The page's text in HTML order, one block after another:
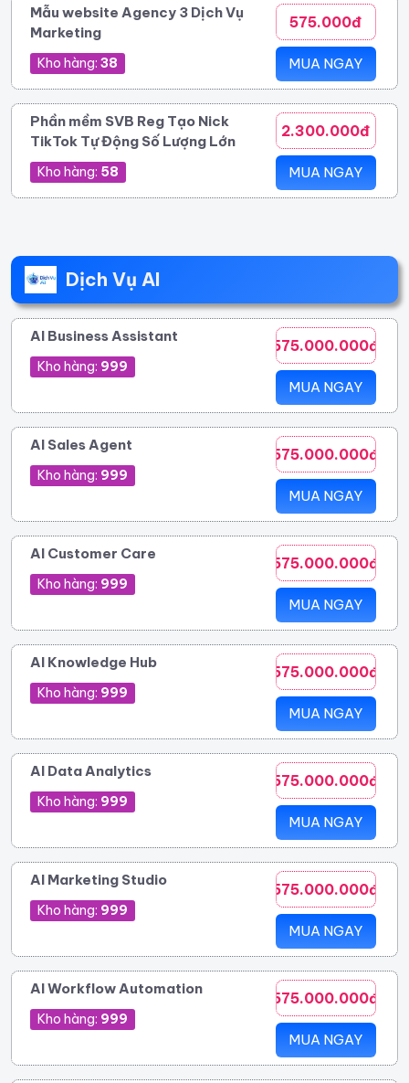
Mẫu website Agency 3 Dịch Vụ
Marketing
Kho hàng: 38
575.000đ
MUA NGAY
Phần mềm SVB Reg Tạo Nick
TikTok Tự Động Số Lượng Lớn
Kho hàng: 58
2.300.000đ
MUA NGAY
Dịch Vụ AI
AI Business Assistant
Kho hàng: 999
575.000.000đ
MUA NGAY
AI Sales Agent
Kho hàng: 999
575.000.000đ
MUA NGAY
AI Customer Care
Kho hàng: 999
575.000.000đ
MUA NGAY
AI Knowledge Hub
Kho hàng: 999
575.000.000đ
MUA NGAY
AI Data Analytics
Kho hàng: 999
575.000.000đ
MUA NGAY
AI Marketing Studio
Kho hàng: 999
575.000.000đ
MUA NGAY
AI Workflow Automation
Kho hàng: 999
575.000.000đ
MUA NGAY